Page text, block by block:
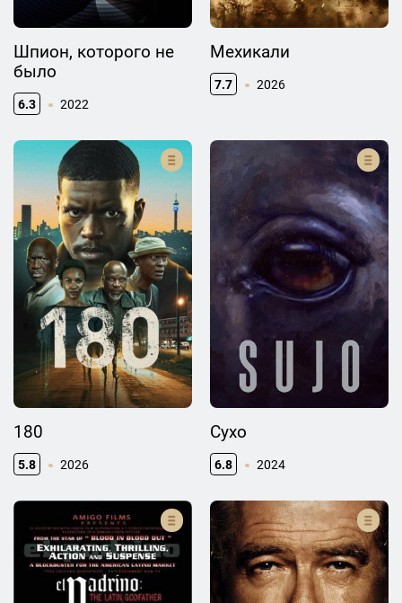
Шпион, которого не
было
6.3 2022
Мехикали
7.7 2026
180
5.8 2026
Сухо
6.8 2024